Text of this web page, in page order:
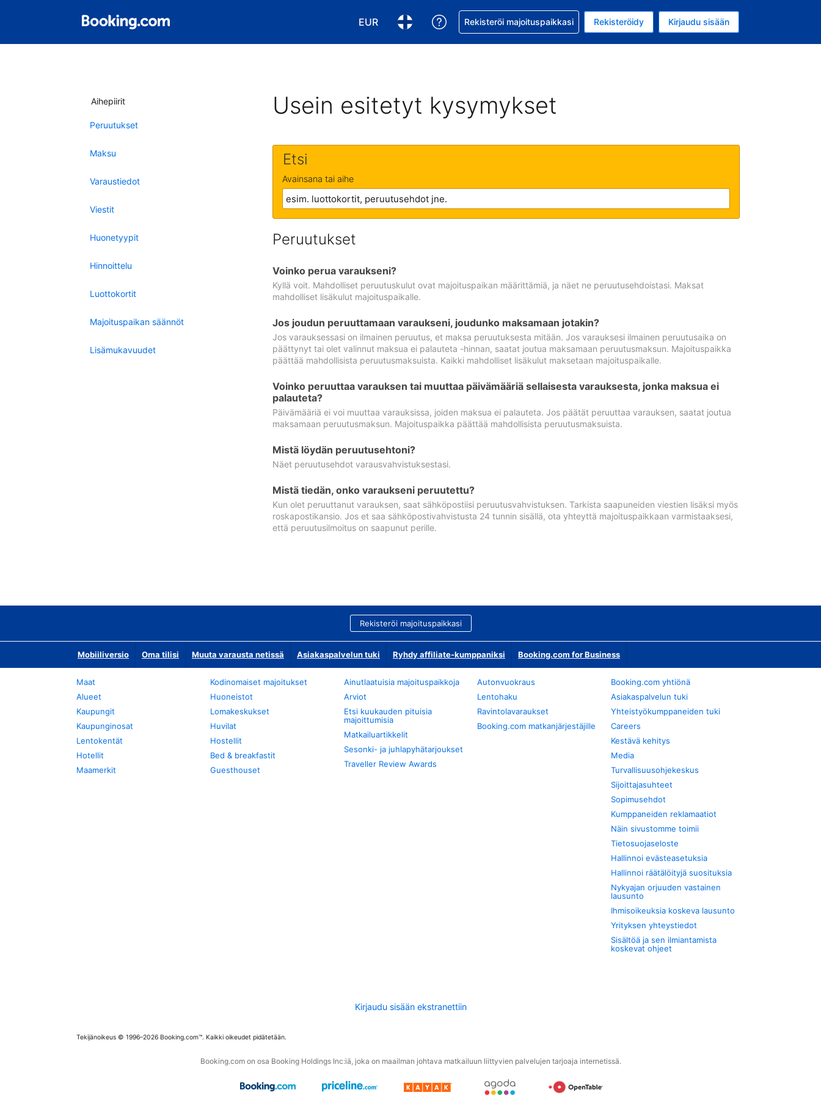
EUR
Valitse valuutta. Tämänhetkinen valuutta on EUR
Valitse kieli. Tämänhetkinen kieli on Suomi
Pyydä apua varauksesi kanssa
Rekisteröi majoituspaikkasi Rekisteröidy Kirjaudu sisään
Aihepiirit
Peruutukset
Maksu
Varaustiedot
Viestit
Huonetyypit
Hinnoittelu
Luottokortit
Majoituspaikan säännöt
Lisämukavuudet
Usein esitetyt kysymykset
Etsi
Avainsana tai aihe
Peruutukset
Voinko perua varaukseni?
Kyllä voit. Mahdolliset peruutuskulut ovat majoituspaikan määrittämiä, ja näet ne peruutusehdoistasi. Maksat
mahdolliset lisäkulut majoituspaikalle.
Jos joudun peruuttamaan varaukseni, joudunko maksamaan jotakin?
Jos varauksessasi on ilmainen peruutus, et maksa peruutuksesta mitään. Jos varauksesi ilmainen peruutusaika on
päättynyt tai olet valinnut maksua ei palauteta -hinnan, saatat joutua maksamaan peruutusmaksun. Majoituspaikka
päättää mahdollisista peruutusmaksuista. Kaikki mahdolliset lisäkulut maksetaan majoituspaikalle.
Voinko peruuttaa varauksen tai muuttaa päivämääriä sellaisesta varauksesta, jonka maksua ei
palauteta?
Päivämääriä ei voi muuttaa varauksissa, joiden maksua ei palauteta. Jos päätät peruuttaa varauksen, saatat joutua
maksamaan peruutusmaksun. Majoituspaikka päättää mahdollisista peruutusmaksuista.
Mistä löydän peruutusehtoni?
Näet peruutusehdot varausvahvistuksestasi.
Mistä tiedän, onko varaukseni peruutettu?
Kun olet peruuttanut varauksen, saat sähköpostiisi peruutusvahvistuksen. Tarkista saapuneiden viestien lisäksi myös
roskapostikansio. Jos et saa sähköpostivahvistusta 24 tunnin sisällä, ota yhteyttä majoituspaikkaan varmistaaksesi,
että peruutusilmoitus on saapunut perille.
Rekisteröi majoituspaikkasi
Mobiiliversio Oma tilisi Muuta varausta netissä Asiakaspalvelun tuki Ryhdy affiliate-kumppaniksi Booking.com for Business
Maat
Alueet
Kaupungit
Kaupunginosat
Lentokentät
Hotellit
Maamerkit
Kodinomaiset majoitukset
Huoneistot
Lomakeskukset
Huvilat
Hostellit
Bed & breakfastit
Guesthouset
Ainutlaatuisia majoituspaikkoja
Arviot
Etsi kuukauden pituisia
majoittumisia
Matkailuartikkelit
Sesonki- ja juhlapyhätarjoukset
Traveller Review Awards
Autonvuokraus
Lentohaku
Ravintolavaraukset
Booking.com matkanjärjestäjille
Booking.com yhtiönä
Asiakaspalvelun tuki
Yhteistyökumppaneiden tuki
Careers
Kestävä kehitys
Media
Turvallisuusohjekeskus
Sijoittajasuhteet
Sopimusehdot
Kumppaneiden reklamaatiot
Näin sivustomme toimii
Tietosuojaseloste
Hallinnoi evästeasetuksia
Hallinnoi räätälöityjä suosituksia
Nykyajan orjuuden vastainen
lausunto
Ihmisoikeuksia koskeva lausunto
Yrityksen yhteystiedot
Sisältöä ja sen ilmiantamista
koskevat ohjeet
Kirjaudu sisään ekstranettiin
Tekijänoikeus © 1996–2026 Booking.com™. Kaikki oikeudet pidätetään.
Booking.com on osa Booking Holdings Inc:iä, joka on maailman johtava matkailuun liittyvien palvelujen tarjoaja internetissä.